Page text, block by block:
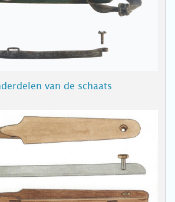
van de schaats